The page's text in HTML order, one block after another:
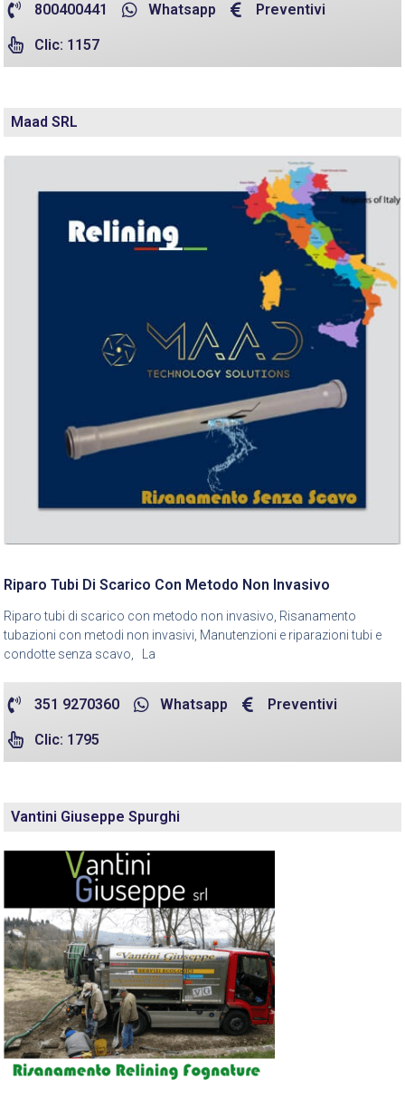
800400441 Whatsapp Preventivi
Clic: 1157
Maad SRL
Riparo Tubi Di Scarico Con Metodo Non Invasivo
Riparo tubi di scarico con metodo non invasivo, Risanamento
tubazioni con metodi non invasivi, Manutenzioni e riparazioni tubi e
condotte senza scavo, La
351 9270360 Whatsapp Preventivi
Clic: 1795
Vantini Giuseppe Spurghi